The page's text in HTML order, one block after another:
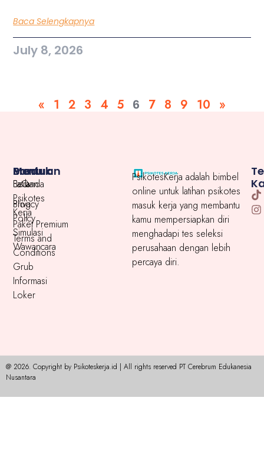
Baca Selengkapnya
July 8, 2026
« 1 2 3 4 5 6 7 8 9 10 »
PsikotesKerja adalah bimbel
online untuk latihan psikotes
masuk kerja yang membantu
kamu mempersiapkan diri
menghadapi tes seleksi
perusahaan dengan lebih
percaya diri.
Menu
Beranda
Blog
Paket Premium
Produk
Latihan
Psikotes
Kerja
Simulasi
Wawancara
Grub
Informasi
Loker
Bantuan
FaQ
Privacy
Policy
Terms and
Conditions
@ 2026. Copyright by Psikoteskerja.id | All rights reserved PT Cerebrum Edukanesia
Nusantara​